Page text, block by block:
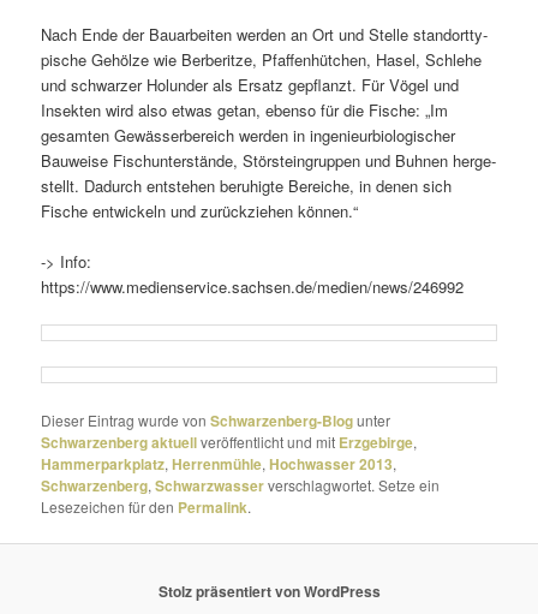
Nach Ende der Bauarbeiten werden an Ort und Stelle stand­ort­ty­
pi­sche Gehölze wie Berberitze, Pfaffenhütchen, Hasel, Schlehe
und schwarzer Holunder als Ersatz gepflanzt. Für Vögel und
Insekten wird also etwas getan, ebenso für die Fische: „Im
gesamten Gewässerbereich werden in inge­nieur­bio­lo­gi­scher
Bauweise Fischunterstände, Störsteingruppen und Buhnen herge­
stellt. Dadurch entstehen beru­higte Bereiche, in denen sich
Fische entwi­ckeln und zurückziehen können.“
-> Info:
https://www.medienservice.sachsen.de/medien/news/246992
Dieser Eintrag wurde vonSchwarzenberg-Blogunter
Schwarzenberg aktuellveröffentlicht und mit Erzgebirge,
Hammerparkplatz,Herrenmühle,Hochwasser 2013,
Schwarzenberg,Schwarzwasserverschlagwortet. Setze ein
Lesezeichen für den Permalink.
Stolz präsentiert von WordPress